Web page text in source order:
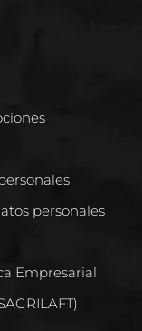
personales
Empresarial